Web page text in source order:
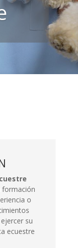
formación
o
su
ecuestre